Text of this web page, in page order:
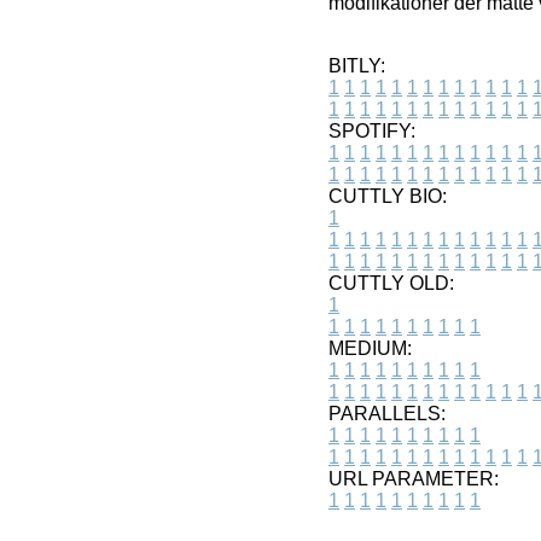
BITLY:
1 1 1 1 1 1 1 1 1 1 1 1 1 1
1 1 1 1 1 1 1 1 1 1 1 1 1 1
SPOTIFY:
1 1 1 1 1 1 1 1 1 1 1 1 1 1
1 1 1 1 1 1 1 1 1 1 1 1 1 1
CUTTLY BIO:
1
1 1 1 1 1 1 1 1 1 1 1 1 1 1
1 1 1 1 1 1 1 1 1 1 1 1 1 1
CUTTLY OLD:
1
1 1 1 1 1 1 1 1 1 1
MEDIUM:
1 1 1 1 1 1 1 1 1 1
1 1 1 1 1 1 1 1 1 1 1 1 1 1
PARALLELS:
1 1 1 1 1 1 1 1 1 1
1 1 1 1 1 1 1 1 1 1 1 1 1 1
URL PARAMETER:
1 1 1 1 1 1 1 1 1 1